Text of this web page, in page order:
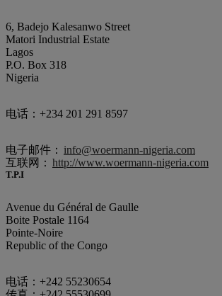
6, Badejo Kalesanwo Street
Matori Industrial Estate
Lagos
P.O. Box 318
Nigeria
电话：+234 201 291 8597
电子邮件： info@woermann-nigeria.com
互联网： http://www.woermann-nigeria.com
T.P.I
Avenue du Général de Gaulle
Boite Postale 1164
Pointe-Noire
Republic of the Congo
电话：+242 55230654